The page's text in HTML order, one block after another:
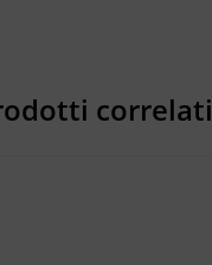
correlati